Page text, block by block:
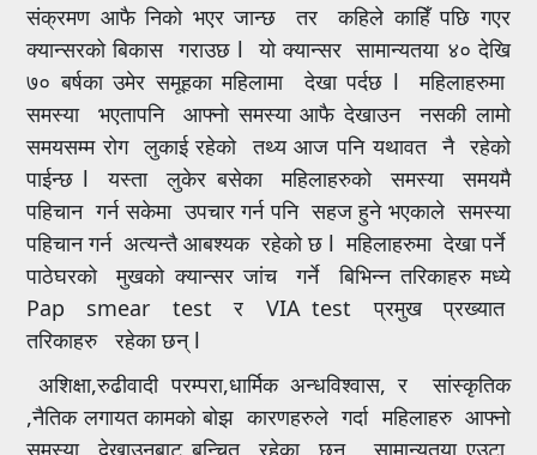
संक्रमण आफै निको भएर जान्छ तर कहिले काहिँ पछि गएर
क्यान्सरको बिकास गराउछ l यो क्यान्सर सामान्यतया ४० देखि
७० बर्षका उमेर समूहका महिलामा देखा पर्दछ l महिलाहरुमा
समस्या भएतापनि आफ्नो समस्या आफै देखाउन नसकी लामो
समयसम्म रोग लुकाई रहेको तथ्य आज पनि यथावत नै रहेको
पाईन्छ l यस्ता लुकेर बसेका महिलाहरुको समस्या समयमै
पहिचान गर्न सकेमा उपचार गर्न पनि सहज हुने भएकाले समस्या
पहिचान गर्न अत्यन्तै आबश्यक रहेको छ l महिलाहरुमा देखा पर्ने
पाठेघरको मुखको क्यान्सर जांच गर्ने बिभिन्न तरिकाहरु मध्ये
Pap smear test र VIA test प्रमुख प्रख्यात
तरिकाहरु रहेका छन् l
अशिक्षा,रुढीवादी परम्परा,धार्मिक अन्धविश्वास, र सांस्कृतिक
,नैतिक लगायत कामको बोझ कारणहरुले गर्दा महिलाहरु आफ्नो
समस्या देखाउनबाट बन्चित रहेका छन् सामान्यतया एउटा